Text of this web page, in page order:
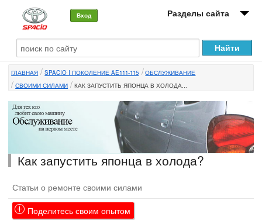
Вход Разделы сайта
О машине
Автоклуб
Форумы
Сервисы и услуги
Новости
ГЛАВНАЯ SPACIO I ПОКОЛЕНИЕ AE111-115
ОБСЛУЖИВАНИЕ
СВОИМИ СИЛАМИ
КАК ЗАПУСТИТЬ ЯПОНЦА В ХОЛОДА...
Как запустить японца в холода?
Статьи о ремонте своими силами
Поделитесь своим опытом